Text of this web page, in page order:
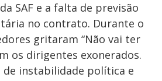
SAF e a falta de previsão
no contrato. Durante o
gritaram “Não vai ter
os dirigentes exonerados.
de instabilidade política e